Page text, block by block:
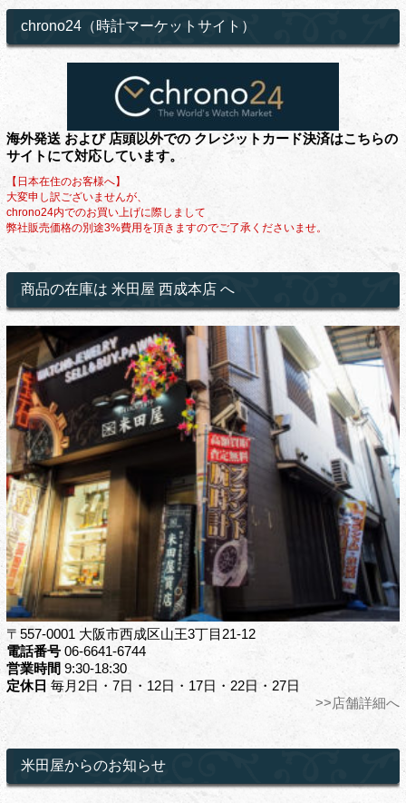
chrono24（時計マーケットサイト）
海外発送 および 店頭以外での クレジットカード決済はこちらの
サイトにて対応しています。
【日本在住のお客様へ】
大変申し訳ございませんが、
chrono24内でのお買い上げに際しまして
弊社販売価格の別途3%費用を頂きますのでご了承くださいませ。
商品の在庫は 米田屋 西成本店 へ
〒557-0001 大阪市西成区山王3丁目21-12
電話番号06-6641-6744
営業時間 9:30-18:30
定休日 毎月2日・7日・12日・17日・22日・27日
>>店舗詳細へ
米田屋からのお知らせ